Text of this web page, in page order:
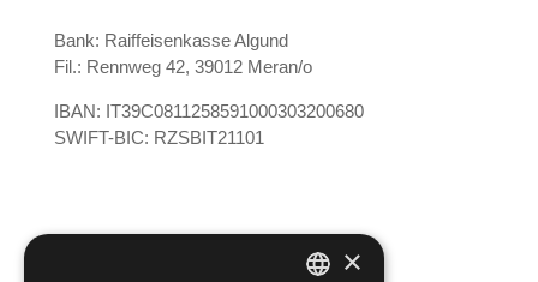
Bank: Raiffeisenkasse Algund
Fil.: Rennweg 42, 39012 Meran/o
IBAN: IT39C0811258591000303200680
SWIFT-BIC: RZSBIT21101
×